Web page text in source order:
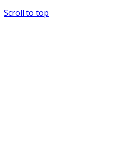
Scroll to top